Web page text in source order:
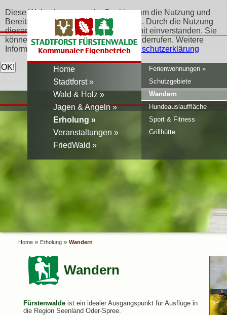
Diese Webseite verwendet Cookies, um die Nutzung und
Bereitstellung der Seite zu verbessern. Durch die Nutzung
dieser Webseite erklären Sie sich damit einverstanden. Sie
können Ihr Einverständnis jederzeit widerrufen. Weitere
Informationen erfahren Sie hier:Datenschutzerklärung
Home
Stadtforst
Wald & Holz
Jagen & Angeln
Erholung
Ferienwohnungen
Schutzgebiete
Wandern
Hundeauslauffläche
Sport & Fitness
Grillhütte
Veranstaltungen
FriedWald
Home » Erholung » Wandern
Wandern
Fürstenwalde ist ein idealer Ausgangspunkt für Ausflüge in
die Region Seenland Oder-Spree.